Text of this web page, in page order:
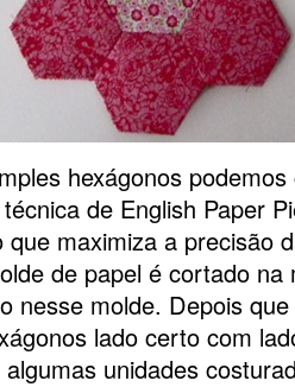
hexágonos
de English Paper
maximiza a precisão
de papel é cortado na
nesse molde. Depois
lado certo com
unidades